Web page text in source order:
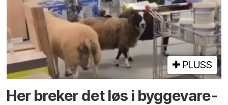
PLUSS
Her breker det løs i bygge­vare­